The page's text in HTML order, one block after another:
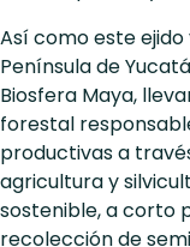
Así como este
Península de
Biosfera Maya,
forestal
productivas a
agricultura y
sostenible, a corto
recolección de